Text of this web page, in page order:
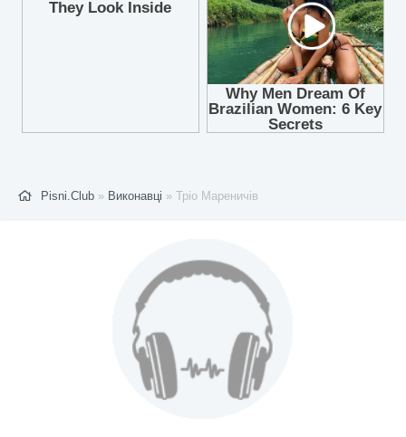
Pisni.Club » Виконавці » Тріо Мареничів